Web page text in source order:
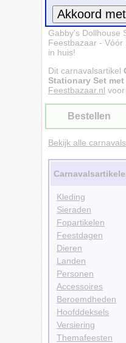
Gabby's Dollhouse
Feestbazaar -
in huis!
Dit carnavalsartikel
Stationary Set met
Feestbazaar.nl voor
Bestellen
Bekijk alle
Kleding
Sieraden
Fopartikelen
Feestdagen
Dieren
Landen
Personen
Accessoires
Beroemdheden
Hoofddeksels
Versiering
Themafeesten
Meer informatie